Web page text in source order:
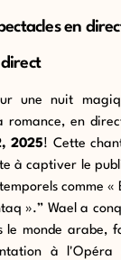
en
une nuit
romance, en
2025! Cette
à captiver le
comme «
».” Wael a
le monde arabe,
à l'Opéra